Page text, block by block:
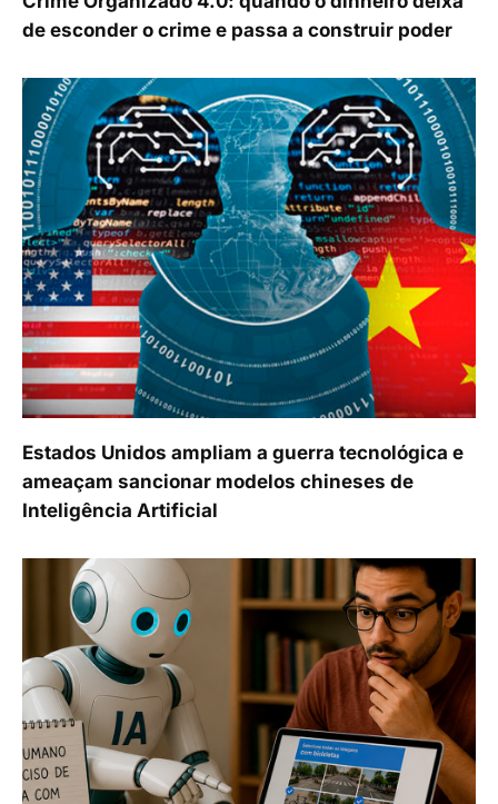
de esconder o crime e passa a construir poder
Estados Unidos ampliam a guerra tecnológica e
ameaçam sancionar modelos chineses de
Inteligência Artificial